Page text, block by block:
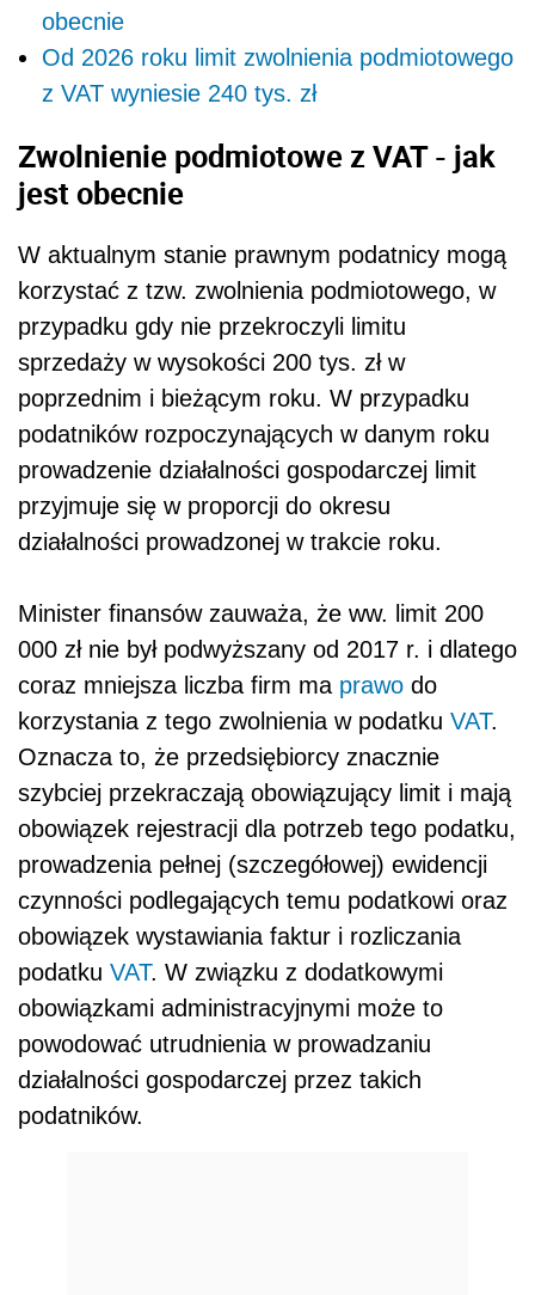
obecnie
Od 2026 roku limit zwolnienia podmiotowego
z VAT wyniesie 240 tys. zł
Zwolnienie podmiotowe z VAT - jak
jest obecnie
W aktualnym stanie prawnym podatnicy mogą
korzystać z tzw. zwolnienia podmiotowego, w
przypadku gdy nie przekroczyli limitu
sprzedaży w wysokości 200 tys. zł w
poprzednim i bieżącym roku. W przypadku
podatników rozpoczynających w danym roku
prowadzenie działalności gospodarczej limit
przyjmuje się w proporcji do okresu
działalności prowadzonej w trakcie roku.
Minister finansów zauważa, że ww. limit 200
000 zł nie był podwyższany od 2017 r. i dlatego
coraz mniejsza liczba firm ma prawo do
korzystania z tego zwolnienia w podatku VAT.
Oznacza to, że przedsiębiorcy znacznie
szybciej przekraczają obowiązujący limit i mają
obowiązek rejestracji dla potrzeb tego podatku,
prowadzenia pełnej (szczegółowej) ewidencji
czynności podlegających temu podatkowi oraz
obowiązek wystawiania faktur i rozliczania
podatku VAT. W związku z dodatkowymi
obowiązkami administracyjnymi może to
powodować utrudnienia w prowadzaniu
działalności gospodarczej przez takich
podatników.